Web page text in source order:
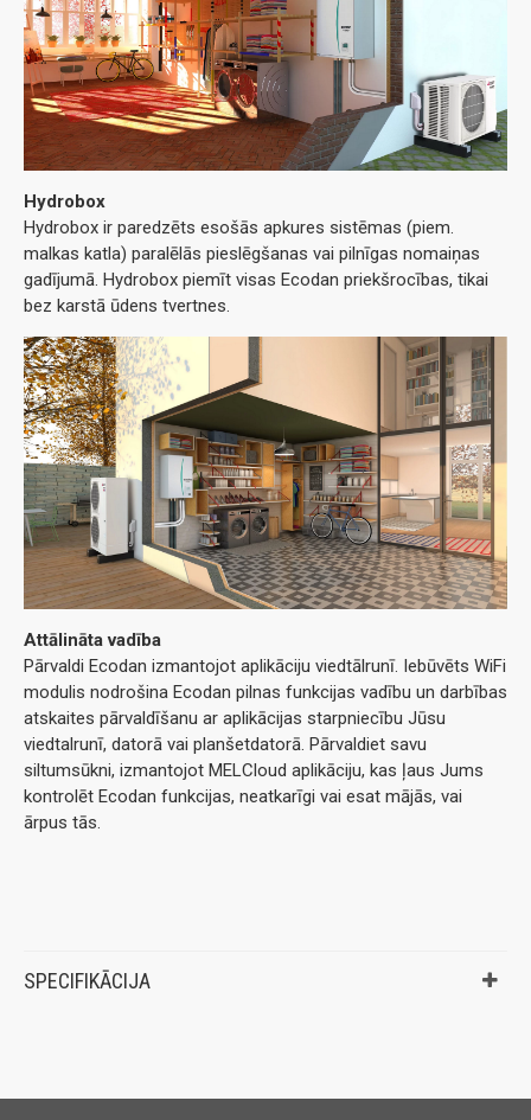
Hydrobox
Hydrobox ir paredzēts esošās apkures sistēmas (piem.
malkas katla) paralēlās pieslēgšanas vai pilnīgas nomaiņas
gadījumā. Hydrobox piemīt visas Ecodan priekšrocības, tikai
bez karstā ūdens tvertnes.
Attālināta vadība
Pārvaldi Ecodan izmantojot aplikāciju viedtālrunī. Iebūvēts WiFi
modulis nodrošina Ecodan pilnas funkcijas vadību un darbības
atskaites pārvaldīšanu ar aplikācijas starpniecību Jūsu
viedtalrunī, datorā vai planšetdatorā. Pārvaldiet savu
siltumsūkni, izmantojot MELCloud aplikāciju, kas ļaus Jums
kontrolēt Ecodan funkcijas, neatkarīgi vai esat mājās, vai
ārpus tās.
SPECIFIKĀCIJA